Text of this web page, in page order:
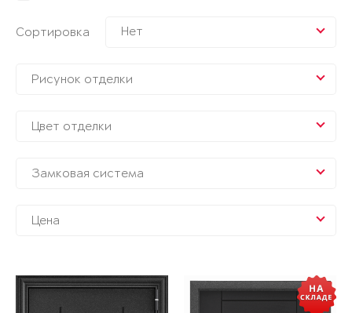
Сортировка Нет
Рисунок отделки
Цвет отделки
Замковая система
Цена